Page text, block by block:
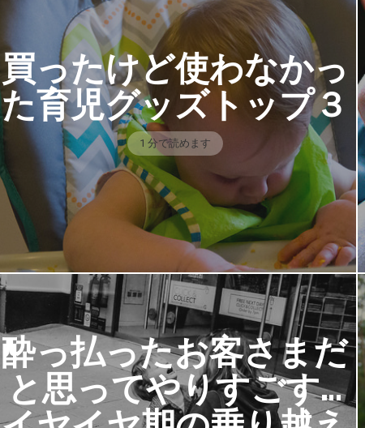
買ったけど使わなかっ
た育児グッズトップ３
1 分で読めます
酔っ払ったお客さまだ
と思ってやりすごす…